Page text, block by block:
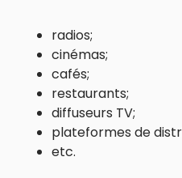
radios;
cinémas;
cafés;
restaurants;
diffuseurs TV;
plateformes de
etc.